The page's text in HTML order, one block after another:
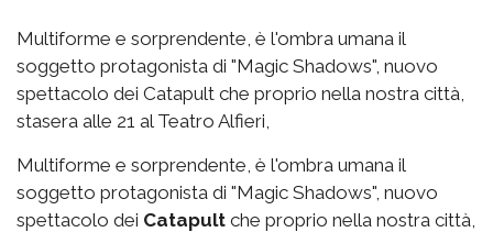
Multiforme e sorprendente, è l'ombra umana il
soggetto protagonista di "Magic Shadows", nuovo
spettacolo dei Catapult che proprio nella nostra città,
stasera alle 21 al Teatro Alfieri,
Multiforme e sorprendente, è l'ombra umana il
soggetto protagonista di "Magic Shadows", nuovo
spettacolo dei Catapult che proprio nella nostra città,